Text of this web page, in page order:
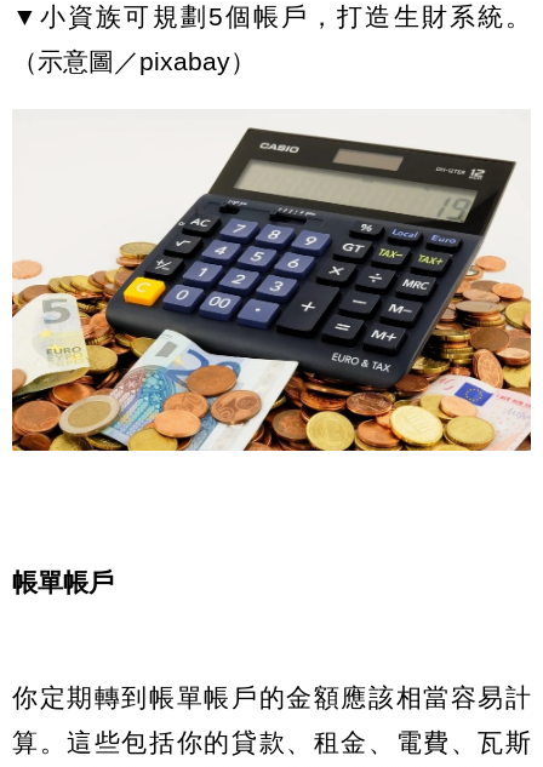
▼小資族可規劃5個帳戶，打造生財系統。
（示意圖／pixabay）
帳單帳戶
你定期轉到帳單帳戶的金額應該相當容易計
算。這些包括你的貸款、租金、電費、瓦斯